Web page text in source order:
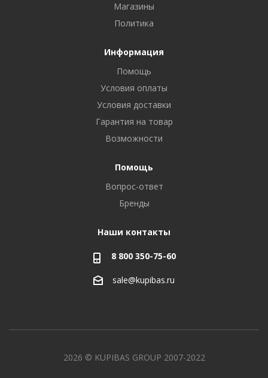
Магазины
Политика
Информация
Помощь
Условия оплаты
Условия доставки
Гарантия на товар
Возможности
Помощь
Вопрос-ответ
Бренды
Наши контакты
8 800 350-75-60
sale@kupibas.ru
2026 © KUPIBAS GROUP 2007-2022